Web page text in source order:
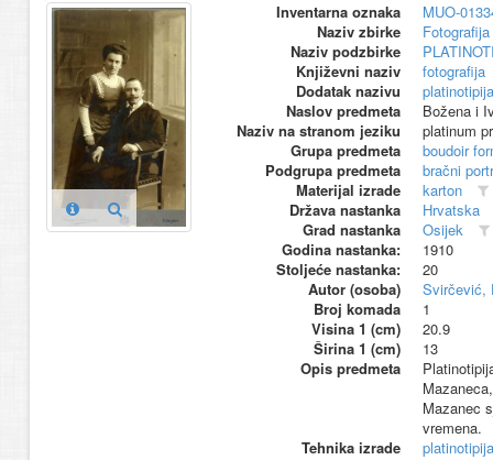
Inventarna oznaka
MUO-
Naziv zbirke
Naziv podzbirke
Književni naziv
fotografija
Dodatak nazivu
platinotipija
Naslov predmeta
Božena i
Naziv na stranom jeziku
platinum
Grupa predmeta
boudoir
Podgrupa predmeta
bračni
Materijal izrade
karton
Država nastanka
Hrvatska
Grad nastanka
Osijek
Godina nastanka:
1910
Stoljeće nastanka:
20
Autor (osoba)
Svirčević,
Broj komada
1
Visina 1 (cm)
20.9
Širina 1 (cm)
13
Opis predmeta
Mazanec
vremena.
Tehnika izrade
platinotipija